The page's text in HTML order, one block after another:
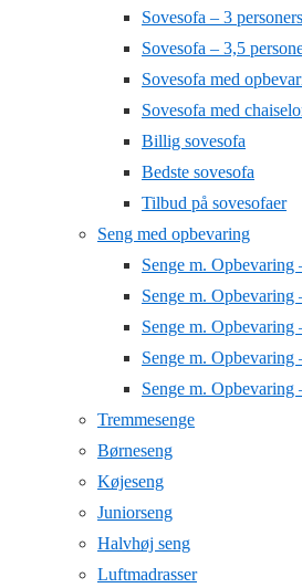
Sovesofa – 3 personers
Sovesofa – 3,5
Sovesofa med
Sovesofa med
Billig sovesofa
Bedste sovesofa
Tilbud på sovesofaer
Seng med opbevaring
Senge m. Opbevaring
Senge m. Opbevaring
Senge m. Opbevaring
Senge m. Opbevaring
Senge m. Opbevaring
Tremmesenge
Børneseng
Køjeseng
Juniorseng
Halvhøj seng
Luftmadrasser